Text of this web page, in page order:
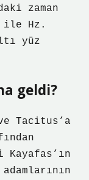
zaman
ile Hz.
yüz
geldi?
Tacitus’a